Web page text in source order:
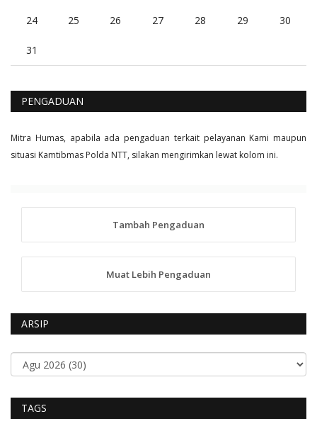
24 25 26 27 28 29 30
31
PENGADUAN
Mitra Humas, apabila ada pengaduan terkait pelayanan Kami maupun
situasi Kamtibmas Polda NTT, silakan mengirimkan lewat kolom ini.
Tambah Pengaduan
Muat Lebih Pengaduan
ARSIP
TAGS